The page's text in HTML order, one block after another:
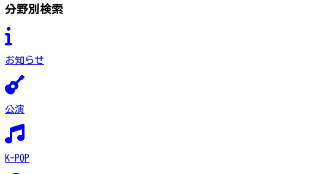
分野別検索
お知らせ
公演
K-POP